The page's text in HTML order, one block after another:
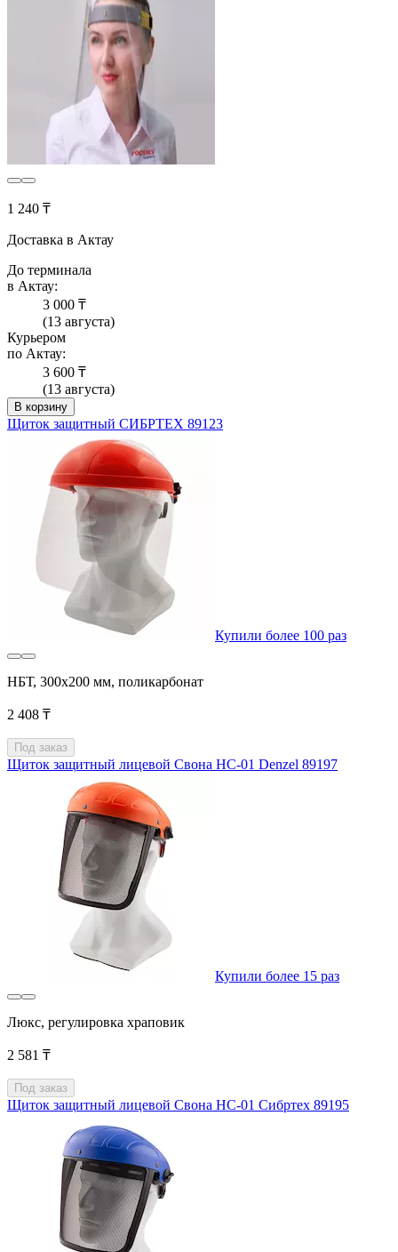
1 240 ₸
Доставка в Актау
До терминала
в Актау:
3 000 ₸
(13 августа)
Курьером
по Актау:
3 600 ₸
(13 августа)
В корзину
Щиток защитный СИБРТЕХ 89123
Купили более 100 раз
НБТ, 300х200 мм, поликарбонат
2 408 ₸
Под заказ
Щиток защитный лицевой Свона НС-01 Denzel 89197
Купили более 15 раз
Люкс, регулировка храповик
2 581 ₸
Под заказ
Щиток защитный лицевой Свона НС-01 Сибртех 89195